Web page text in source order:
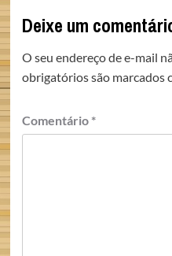
Deixe um
O seu endereço de e-mail
obrigatórios são marcados
Comentário *